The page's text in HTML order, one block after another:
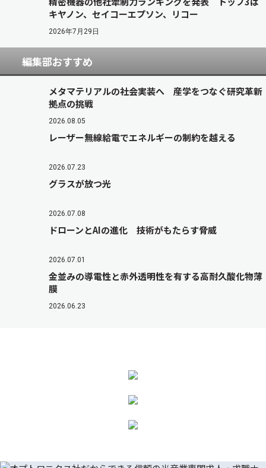
キヤノン、セイコーエプソン、リコー
2026年7月29日
編集部おすすめ
メタマテリアルの社会実装へ 産学をつなぐ研究革新
拠点の挑戦
2026.08.05
レーザー無線給電でエネルギーの制約を越える
2026.07.23
グラスが放つ光
2026.07.08
ドローンとAIの進化 技術がもたらす脅威
2026.07.01
金並みの導電性と赤外透明性を有する高耐久酸化物薄
膜
2026.06.23